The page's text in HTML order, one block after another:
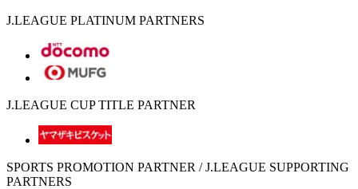
J.LEAGUE PLATINUM PARTNERS
J.LEAGUE CUP TITLE PARTNER
SPORTS PROMOTION PARTNER / J.LEAGUE SUPPORTING
PARTNERS